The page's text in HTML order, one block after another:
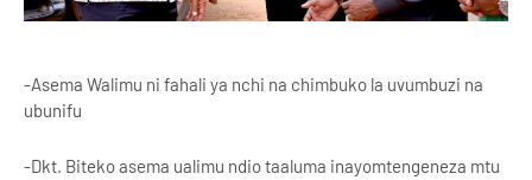
-Asema Walimu ni fahali ya nchi na chimbuko la uvumbuzi na
ubunifu
-Dkt. Biteko asema ualimu ndio taaluma inayomtengeneza mtu